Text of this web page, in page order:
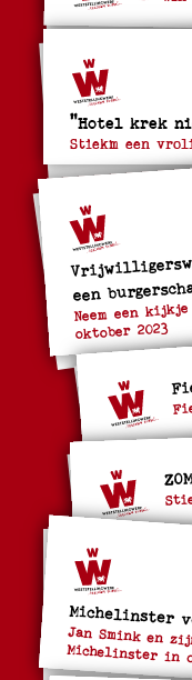
"Hotel krek
Stiekm een
een
Neem een
oktober 2023
Michelinster
Jan Smink en
Michelinster in